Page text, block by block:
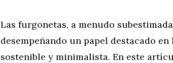
Las furgonetas, a menudo
desempeñando un papel destacado
sostenible y minimalista. En este